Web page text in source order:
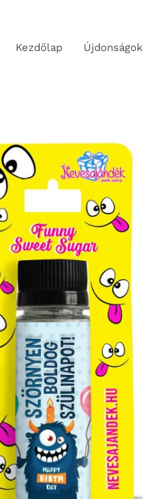
Kezdőlap Újdonságok